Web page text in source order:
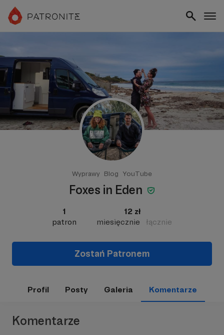
Wyprawy Blog YouTube
Foxes in Eden
1
patron
12 zł
miesięcznie
łącznie
Zostań Patronem
Profil Posty Galeria Komentarze
Komentarze